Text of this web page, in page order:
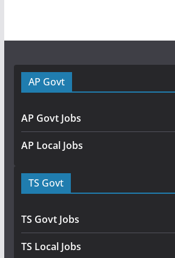
AP Govt
AP Govt Jobs
AP Local Jobs
TS Govt
TS Govt Jobs
TS Local Jobs